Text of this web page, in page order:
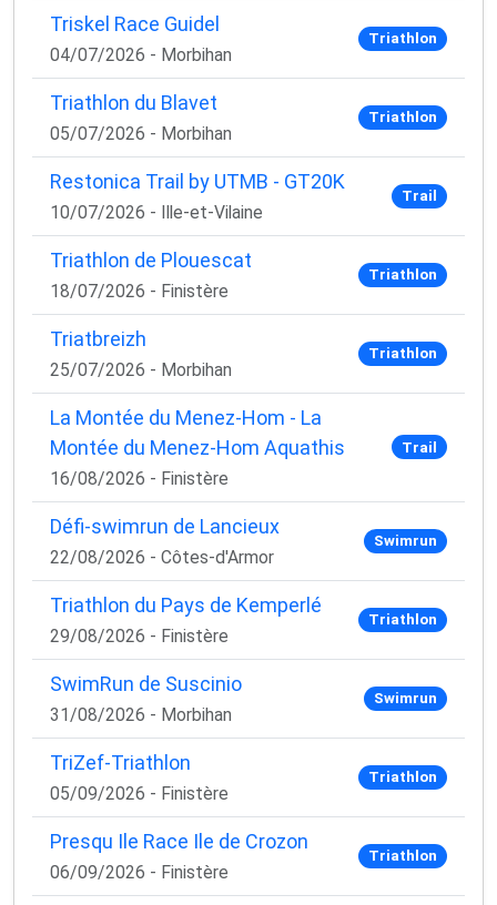
Triskel Race Guidel
04/07/2026 - Morbihan
Triathlon
Triathlon du Blavet
05/07/2026 - Morbihan
Triathlon
Restonica Trail by UTMB - GT20K
10/07/2026 - Ille-et-Vilaine
Trail
Triathlon de Plouescat
18/07/2026 - Finistère
Triathlon
Triatbreizh
25/07/2026 - Morbihan
Triathlon
La Montée du Menez-Hom - La
Montée du Menez-Hom Aquathis
16/08/2026 - Finistère
Trail
Défi-swimrun de Lancieux
22/08/2026 - Côtes-d'Armor
Swimrun
Triathlon du Pays de Kemperlé
29/08/2026 - Finistère
Triathlon
SwimRun de Suscinio
31/08/2026 - Morbihan
Swimrun
TriZef-Triathlon
05/09/2026 - Finistère
Triathlon
Presqu Ile Race Ile de Crozon
06/09/2026 - Finistère
Triathlon